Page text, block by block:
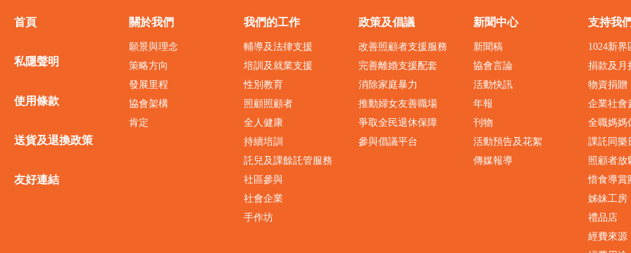
首頁
私隱聲明
使用條款
送貨及退換政策
友好連結
關於我們
願景與理念
策略方向
發展里程
協會架構
肯定
我們的工作
輔導及法律支援
培訓及就業支援
性別教育
照顧照顧者
全人健康
持續培訓
託兒及課餘託管服務
社區參與
社會企業
手作坊
政策及倡議
改善照顧者支援服務
完善離婚支援配套
消除家庭暴力
推動婦女友善職場
爭取全民退休保障
參與倡議平台
新聞中心
新聞稿
協會言論
活動快訊
年報
刊物
活動預告及花絮
傳媒報導
支持我
1024新
捐款及月
物資捐贈
企業社會
全職媽媽
課託同樂
照顧者放
惜食導賞
姊妹工房
禮品店
經費來源